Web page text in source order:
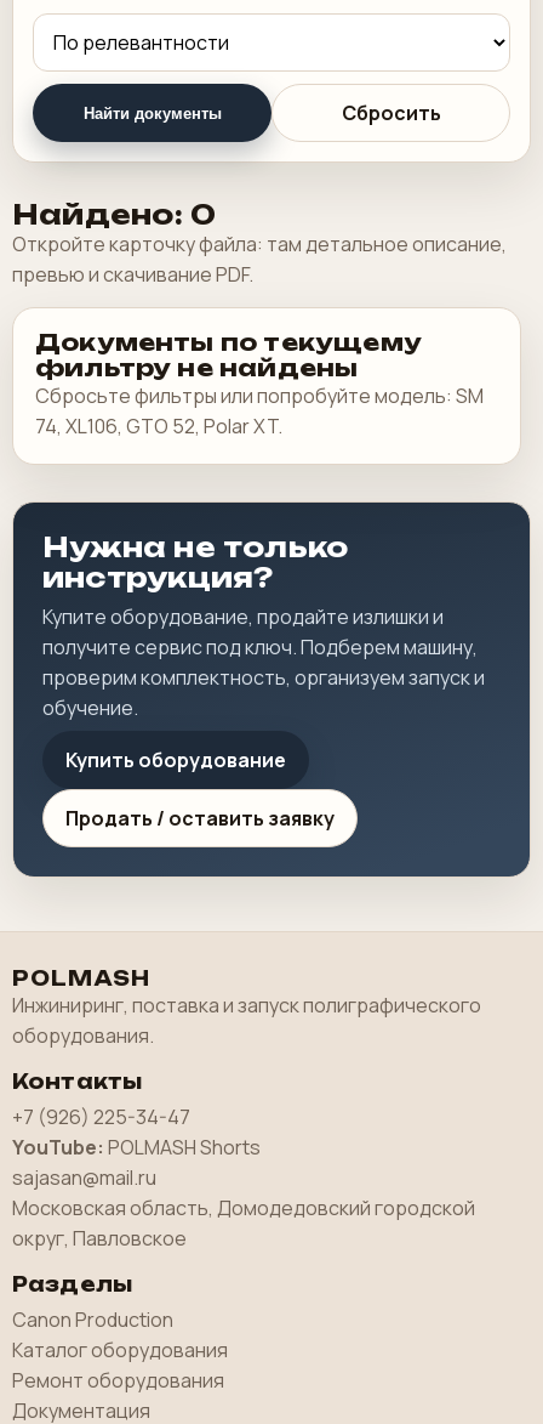
Найти документы Сбросить
Найдено: 0
Откройте карточку файла: там детальное описание,
превью и скачивание PDF.
Документы по текущему
фильтру не найдены
Сбросьте фильтры или попробуйте модель: SM
74, XL106, GTO 52, Polar XT.
Нужна не только
инструкция?
Купите оборудование, продайте излишки и
получите сервис под ключ. Подберем машину,
проверим комплектность, организуем запуск и
обучение.
Купить оборудование
Продать / оставить заявку
POLMASH
Инжиниринг, поставка и запуск полиграфического
оборудования.
Контакты
+7 (926) 225-34-47
YouTube: POLMASH Shorts
sajasan@mail.ru
Московская область, Домодедовский городской
округ, Павловское
Разделы
Canon Production
Каталог оборудования
Ремонт оборудования
Документация